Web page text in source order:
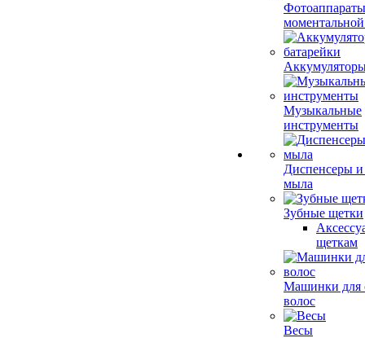
Фотоаппараты
Музыкальные
инструменты
Диспенсеры и
мыла
Зубные щетки
щеткам
Машинки для
волос
Весы